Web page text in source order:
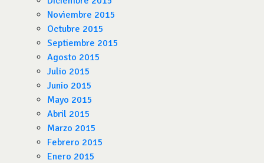
Noviembre 2015
Octubre 2015
Septiembre 2015
Agosto 2015
Julio 2015
Junio 2015
Mayo 2015
Abril 2015
Marzo 2015
Febrero 2015
Enero 2015